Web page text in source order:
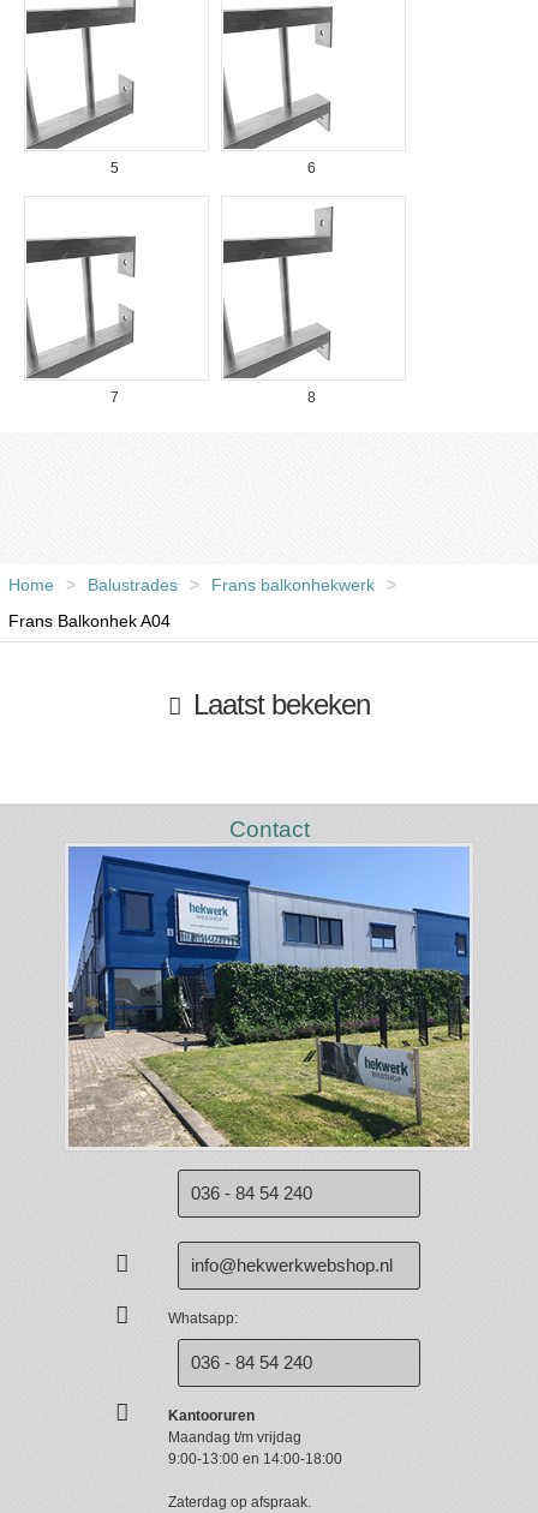
5 6
7 8
Home > Balustrades > Frans balkonhekwerk
>
Frans Balkonhek A04
Laatst bekeken
Contact
036 - 84 54 240
info@hekwerkwebshop.nl
Whatsapp:
036 - 84 54 240
Kantooruren
Maandag t/m vrijdag
9:00-13:00 en 14:00-18:00
Zaterdag op afspraak.